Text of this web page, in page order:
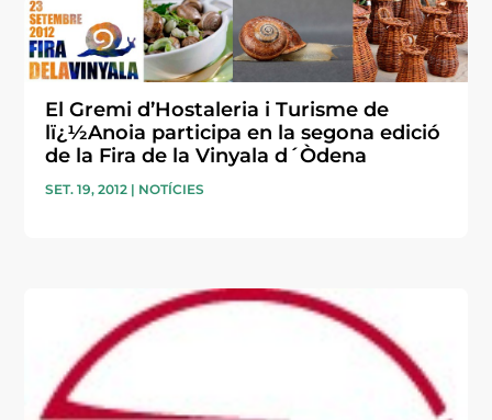
El Gremi d’Hostaleria i Turisme de
lï¿½Anoia participa en la segona edició
de la Fira de la Vinyala d´Òdena
SET. 19, 2012 | NOTÍCIES